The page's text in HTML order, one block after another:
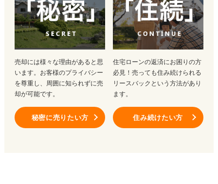
売却には様々な理由があると思
います。お客様のプライバシー
を尊重し、周囲に知られずに売
却が可能です。
秘密に売りたい方
住宅ローンの返済にお困りの方
必見！売っても住み続けられる
リースバックという方法があり
ます。
住み続けたい方